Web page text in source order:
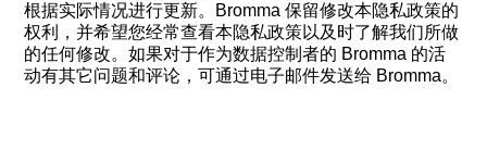
根据实际情况进行更新。Bromma 保留修改本隐私政策的
权利，并希望您经常查看本隐私政策以及时了解我们所做
的任何修改。如果对于作为数据控制者的 Bromma 的活
动有其它问题和评论，可通过电子邮件发送给 Bromma。